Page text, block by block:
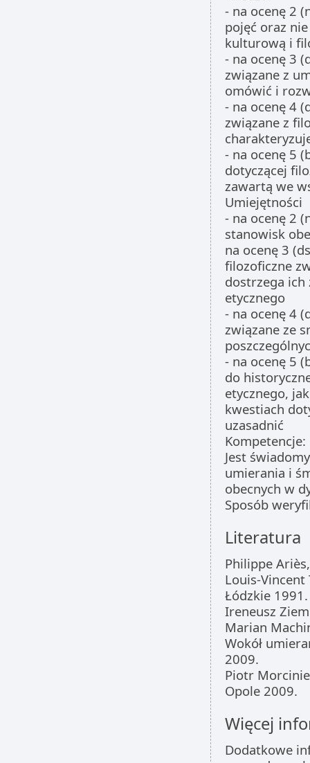
- na ocenę 2
pojęć oraz
kulturową i
- na ocenę 3
związane z
omówić i
- na ocenę 4
związane z
- na ocenę 5
dotyczącej
zawartą we
Umiejętności
- na ocenę 2
stanowisk
na ocenę 3
filozoficzne
dostrzega ich
etycznego
- na ocenę 4
związane ze
- na ocenę 5
do
etycznego,
kwestiach
uzasadnić
Kompetencje:
Jest
umierania i
obecnych w
Sposób
Literatura
Philippe
Louis-
Łódzkie 1991.
Ireneusz
Marian
Wokół
2009.
Piotr
Opole 2009.
Więcej
Dodatkowe